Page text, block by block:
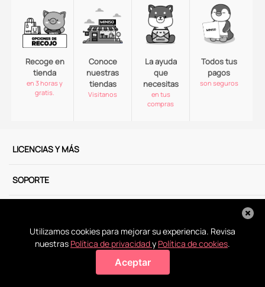
Utilizamos cookies para mejorar su experiencia. Revisa
nuestras Política de privacidady Política de cookies.
Aceptar
Agregar a mi bolsa
Recoge en
tienda
en 3 horas y
gratis.
Conoce
nuestras
tiendas
Visitanos
La ayuda
que
necesitas
en tus
compras
Todos tus
pagos
son seguros
LICENCIAS Y MÁS
SOPORTE
NOSOTROS